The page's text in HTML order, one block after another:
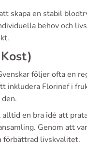
skapa en stabil
behov och
följer ofta en
inkludera Florinef i
en bra idé att
Genom att
förbättrad livskvalitet.